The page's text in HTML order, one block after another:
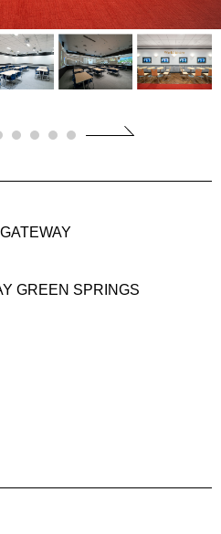
GREEN SPRINGS